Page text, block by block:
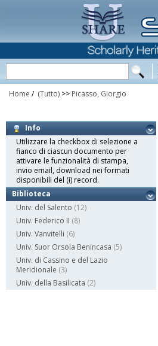
Home / (Tutto) >> Picasso, Giorgio
Info
Utilizzare la checkbox di selezione a
fianco di ciascun documento per
attivare le funzionalità di stampa,
invio email, download nei formati
disponibili del (i) record.
Biblioteca
Univ. del Salento (12)
Univ. Federico II (8)
Univ. Vanvitelli (6)
Univ. Suor Orsola Benincasa (5)
Univ. di Cassino e del Lazio
Meridionale (3)
Univ. della Basilicata (2)